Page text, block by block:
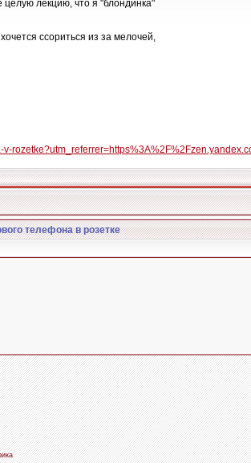
целую лекцию, что я "блондинка"
ссориться из за мелочей,
телефона в розетке